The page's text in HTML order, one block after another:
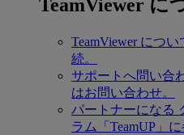
TeamViewer に
TeamViewer につい
続。
サポートへ問い合
はお問い合わせ。
パートナーになる
ラム「TeamUP」に